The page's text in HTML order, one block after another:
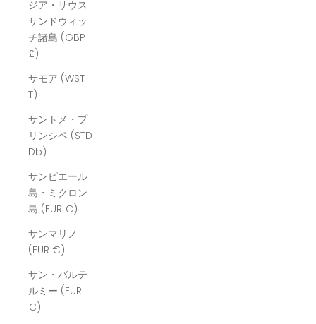
ジア・サウス
サンドウィッ
チ諸島 (GBP
£)
サモア (WST
T)
サントメ・プ
リンシペ (STD
Db)
サンピエール
島・ミクロン
島 (EUR €)
サンマリノ
(EUR €)
サン・バルテ
ルミー (EUR
€)